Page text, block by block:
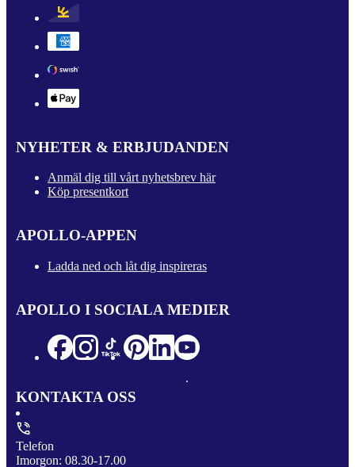
NYHETER & ERBJUDANDEN
Anmäl dig till vårt nyhetsbrev här
Köp presentkort
APOLLO-APPEN
Ladda ned och låt dig inspireras
APOLLO I SOCIALA MEDIER
KONTAKTA OSS
Telefon
Imorgon: 08.30-17.00